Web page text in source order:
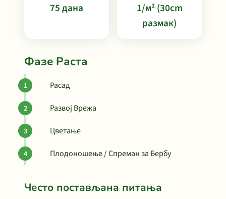
75 дана
1/м² (30cm
размак)
Фазе Раста
Расад
Развој Врежа
Цветање
Плодоношење / Спреман за Бербу
Често постављана питања